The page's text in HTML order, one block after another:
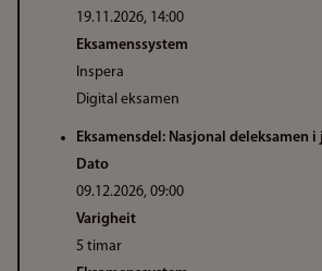
19.11.2026, 14:00
Eksamenssystem
Inspera
Digital eksamen
Eksamensdel: Nasjonal deleksamen i
Dato
09.12.2026, 09:00
Varigheit
5 timar